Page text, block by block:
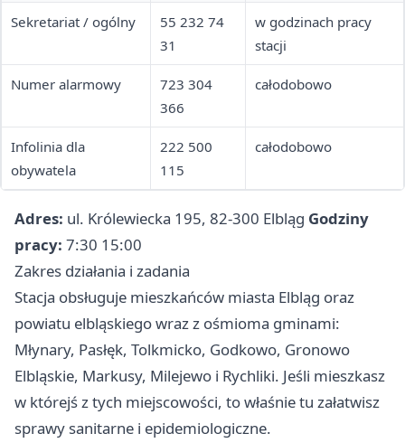
Sekretariat / ogólny
55 232 74
31
w godzinach pracy
stacji
Numer alarmowy
723 304
366
całodobowo
Infolinia dla
obywatela
222 500
115
całodobowo
Adres: ul. Królewiecka 195, 82-300 Elbląg Godziny
pracy: 7:30 15:00
Zakres działania i zadania
Stacja obsługuje mieszkańców miasta Elbląg oraz
powiatu elbląskiego wraz z ośmioma gminami:
Młynary, Pasłęk, Tolkmicko, Godkowo, Gronowo
Elbląskie, Markusy, Milejewo i Rychliki. Jeśli mieszkasz
w którejś z tych miejscowości, to właśnie tu załatwisz
sprawy sanitarne i epidemiologiczne.